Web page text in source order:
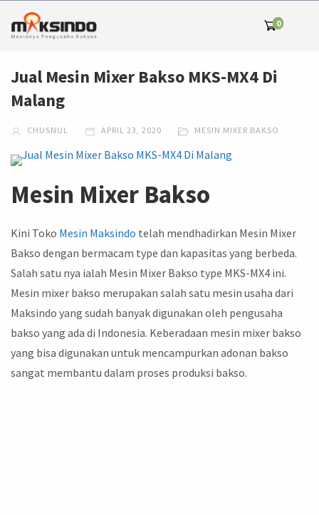
0
Jual Mesin Mixer Bakso MKS-MX4 Di
Malang
CHUSNUL APRIL 23, 2020 MESIN MIXER BAKSO
Mesin Mixer Bakso
Kini Toko Mesin Maksindo telah mendhadirkan Mesin Mixer
Bakso dengan bermacam type dan kapasitas yang berbeda.
Salah satu nya ialah Mesin Mixer Bakso type MKS-MX4 ini.
Mesin mixer bakso merupakan salah satu mesin usaha dari
Maksindo yang sudah banyak digunakan oleh pengusaha
bakso yang ada di Indonesia. Keberadaan mesin mixer bakso
yang bisa digunakan untuk mencampurkan adonan bakso
sangat membantu dalam proses produksi bakso.